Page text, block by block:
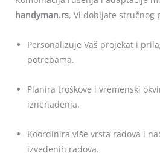
handyman.rs, Vi dobijate stručnog
Personalizuje Vaš projekat i
potrebama.
Planira troškove i vremenski
iznenađenja.
Koordinira više vrsta radova i
izvedenih radova.